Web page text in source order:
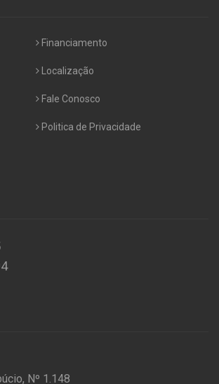
Financiamento
Localização
Fale Conosco
Politica de Privacidade
Nº 1.148